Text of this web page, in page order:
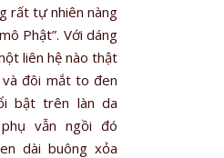
rất tự nhiên nàng
Phật”. Với dáng
liên hệ nào thật
đôi mắt to đen
bật trên làn da
vẫn ngồi đó
dài buông xỏa